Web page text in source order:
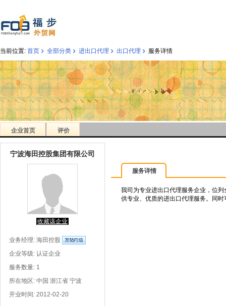
当前位置: 首页 › 全部分类 › 进出口代理 › 出口代理 › 服务详情
企业首页 评价
宁波海田控股集团有限公司
收藏该企业
业务经理: 海田控股
企业等级: 认证企业
服务数量: 1
所在地区: 中国 浙江省 宁波
开业时间: 2012-02-20
服务详情
我司为专业进出口代理服务企业，位
供专业、优质的进出口代理服务。同